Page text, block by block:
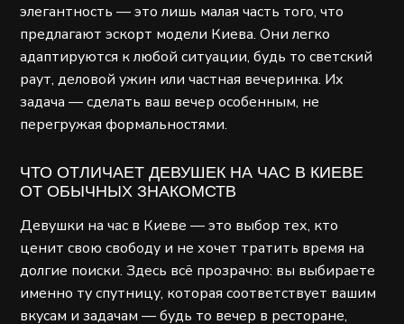
элегантность — это лишь малая часть того, что
предлагают эскорт модели Киева. Они легко
адаптируются к любой ситуации, будь то светский
раут, деловой ужин или частная вечеринка. Их
задача — сделать ваш вечер особенным, не
перегружая формальностями.
ЧТО ОТЛИЧАЕТ ДЕВУШЕК НА ЧАС В КИЕВЕ
ОТ ОБЫЧНЫХ ЗНАКОМСТВ
Девушки на час в Киеве — это выбор тех, кто
ценит свою свободу и не хочет тратить время на
долгие поиски. Здесь всё прозрачно: вы выбираете
именно ту спутницу, которая соответствует вашим
вкусам и задачам — будь то вечер в ресторане,